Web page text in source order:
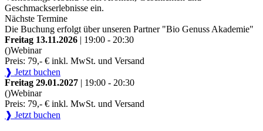
Geschmackserlebnisse ein.
Nächste Termine
Die Buchung erfolgt über unseren Partner "Bio Genuss Akademie"
Freitag 13.11.2026 | 19:00 - 20:30
()Webinar
Preis: 79,- € inkl. MwSt. und Versand
❱ Jetzt buchen
Freitag 29.01.2027 | 19:00 - 20:30
()Webinar
Preis: 79,- € inkl. MwSt. und Versand
❱ Jetzt buchen